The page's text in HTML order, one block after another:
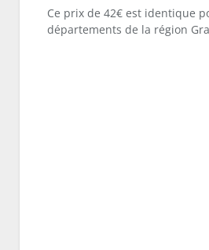
Ce prix de 42€ est identique
départements de la région